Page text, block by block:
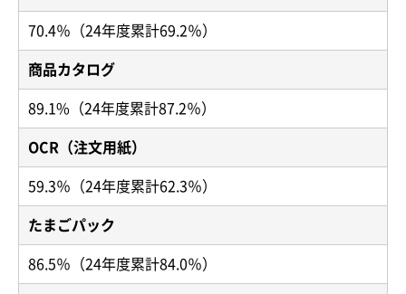
70.4％（24年度累計69.2％）
商品カタログ
89.1%（24年度累計87.2％）
OCR（注文用紙）
59.3％（24年度累計62.3％）
たまごパック
86.5％（24年度累計84.0％）